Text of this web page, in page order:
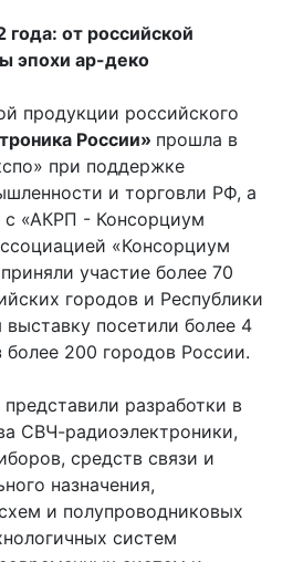
от российской
эпохи ар-деко
продукции российского
России» прошла в
при поддержке
и торговли РФ, а
с «АКРП - Консорциум
«Консорциум
участие более 70
городов и Республики
посетили более 4
более 200 городов России.
разработки в
СВЧ-радиоэлектроники,
средств связи и
назначения,
и полупроводниковых
систем